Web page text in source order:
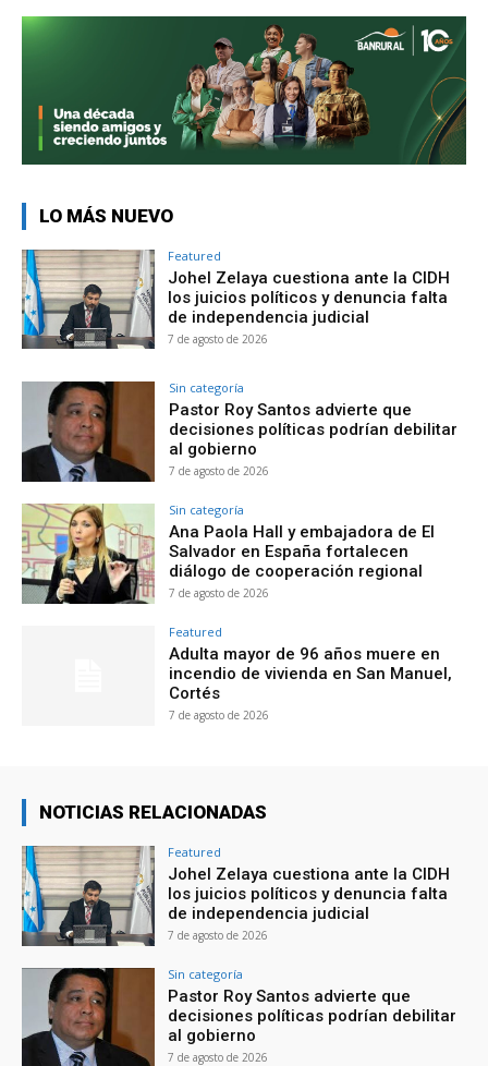
LO MÁS NUEVO
Featured
Johel Zelaya cuestiona ante la CIDH
los juicios políticos y denuncia falta
de independencia judicial
7 de agosto de 2026
Sin categoría
Pastor Roy Santos advierte que
decisiones políticas podrían debilitar
al gobierno
7 de agosto de 2026
Sin categoría
Ana Paola Hall y embajadora de El
Salvador en España fortalecen
diálogo de cooperación regional
7 de agosto de 2026
Featured
Adulta mayor de 96 años muere en
incendio de vivienda en San Manuel,
Cortés
7 de agosto de 2026
NOTICIAS RELACIONADAS
Featured
Johel Zelaya cuestiona ante la CIDH
los juicios políticos y denuncia falta
de independencia judicial
7 de agosto de 2026
Sin categoría
Pastor Roy Santos advierte que
decisiones políticas podrían debilitar
al gobierno
7 de agosto de 2026